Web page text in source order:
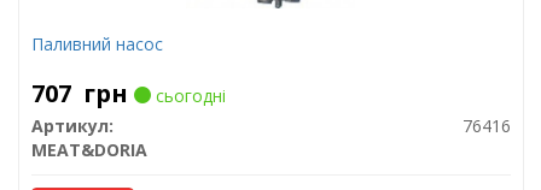
Паливний насос
707 грн
сьогодні
Артикул:
76416
MEAT&DORIA